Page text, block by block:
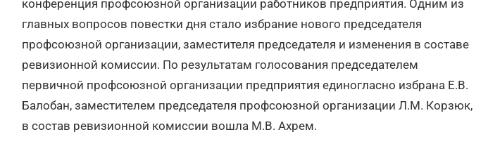
конференция профсоюзной организации работников предприятия. Одним из
главных вопросов повестки дня стало избрание нового председателя
профсоюзной организации, заместителя председателя и изменения в составе
ревизионной комиссии. По результатам голосования председателем
первичной профсоюзной организации предприятия единогласно избрана Е.В.
Балобан, заместителем председателя профсоюзной организации Л.М. Корзюк,
в состав ревизионной комиссии вошла М.В. Ахрем.